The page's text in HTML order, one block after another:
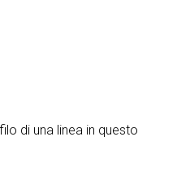
di una linea in questo